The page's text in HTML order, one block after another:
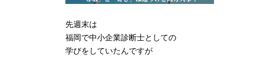
先週末は
福岡で中小企業診断士としての
学びをしていたんですが